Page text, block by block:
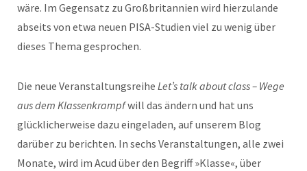
wäre. Im Gegensatz zu Großbritannien wird hierzulande
abseits von etwa neuen PISA-Studien viel zu wenig über
dieses Thema gesprochen.
Die neue Veranstaltungsreihe Let’s talk about class – Wege
aus dem Klassenkrampfwill das ändern und hat uns
glücklicherweise dazu eingeladen, auf unserem Blog
darüber zu berichten. In sechs Veranstaltungen, alle zwei
Monate, wird im Acud über den Begriff »Klasse«, über